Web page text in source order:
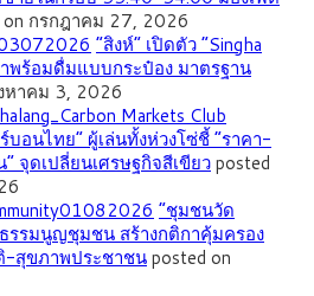
on กรกฎาคม 27, 2026
“สิงห์” เปิดตัว “Singha
พร้อมดื่มแบบกระป๋อง มาตรฐาน
หาคม 3, 2026
บอนไทย” ผู้เล่นทั้งห่วงโซ่ชี้ “ราคา-
จุดเปลี่ยนเศรษฐกิจสีเขียวposted
”ชุมชนวัด
รรมนูญชุมชน สร้างกติกาคุ้มครอง
-สุขภาพประชาชนposted on